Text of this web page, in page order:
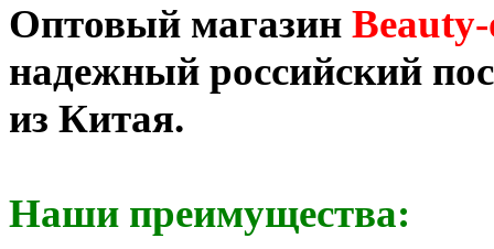
Оптовый магазин
надежный российский
из Китая.
Наши преимущества: